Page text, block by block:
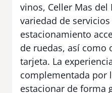
vinos, Celler Mas
variedad de
estacionamiento
de ruedas, así como
tarjeta. La
complementada por
estacionar de forma